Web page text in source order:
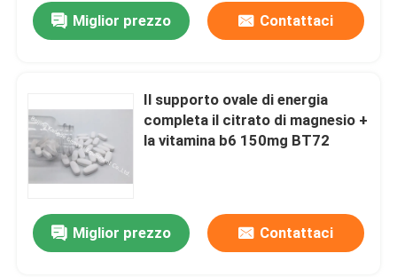
Miglior prezzo Contattaci
Il supporto ovale di energia
completa il citrato di magnesio +
la vitamina b6 150mg BT72
Miglior prezzo Contattaci